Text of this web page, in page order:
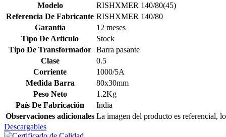
Modelo
RISHXMER 140/80(45)
Referencia De Fabricante RISHXMER 140/80
Garantía
12 meses
Tipo De Artículo
Stock
Tipo De Transformador Barra pasante
Clase
0.5
Corriente
1000/5A
Medida Barra
80x30mm
Peso Neto
1.2Kg
País De Fabricación
India
Observaciones adicionales La imagen del producto es referencial,
Descargables